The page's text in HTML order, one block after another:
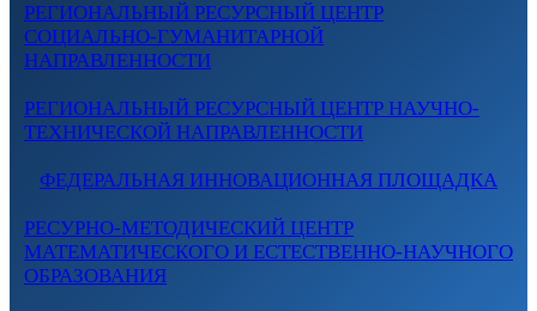
РЕГИОНАЛЬНЫЙ РЕСУРСНЫЙ ЦЕНТР
СОЦИАЛЬНО-ГУМАНИТАРНОЙ
НАПРАВЛЕННОСТИ
РЕГИОНАЛЬНЫЙ РЕСУРСНЫЙ ЦЕНТР НАУЧНО-
ТЕХНИЧЕСКОЙ НАПРАВЛЕННОСТИ
ФЕДЕРАЛЬНАЯ ИННОВАЦИОННАЯ ПЛОЩАДКА
РЕСУРНО-МЕТОДИЧЕСКИЙ ЦЕНТР
МАТЕМАТИЧЕСКОГО И ЕСТЕСТВЕННО-НАУЧНОГО
ОБРАЗОВАНИЯ